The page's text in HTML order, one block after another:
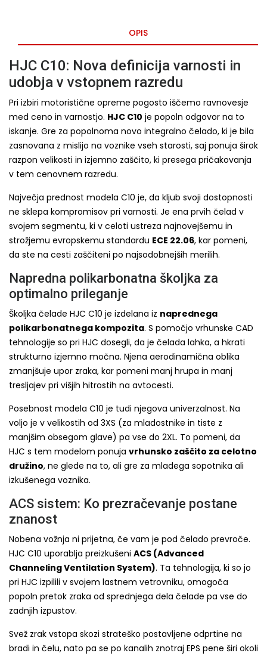
OPIS
HJC C10: Nova definicija varnosti in
udobja v vstopnem razredu
Pri izbiri motoristične opreme pogosto iščemo ravnovesje
med ceno in varnostjo. HJC C10 je popoln odgovor na to
iskanje. Gre za popolnoma novo integralno čelado, ki je bila
zasnovana z mislijo na voznike vseh starosti, saj ponuja širok
razpon velikosti in izjemno zaščito, ki presega pričakovanja
v tem cenovnem razredu.
Največja prednost modela C10 je, da kljub svoji dostopnosti
ne sklepa kompromisov pri varnosti. Je ena prvih čelad v
svojem segmentu, ki v celoti ustreza najnovejšemu in
strožjemu evropskemu standardu ECE 22.06, kar pomeni,
da ste na cesti zaščiteni po najsodobnejših merilih.
Napredna polikarbonatna školjka za
optimalno prileganje
Školjka čelade HJC C10 je izdelana iz naprednega
polikarbonatnega kompozita. S pomočjo vrhunske CAD
tehnologije so pri HJC dosegli, da je čelada lahka, a hkrati
strukturno izjemno močna. Njena aerodinamična oblika
zmanjšuje upor zraka, kar pomeni manj hrupa in manj
tresljajev pri višjih hitrostih na avtocesti.
Posebnost modela C10 je tudi njegova univerzalnost. Na
voljo je v velikostih od 3XS (za mladostnike in tiste z
manjšim obsegom glave) pa vse do 2XL. To pomeni, da
HJC s tem modelom ponuja vrhunsko zaščito za celotno
družino, ne glede na to, ali gre za mladega sopotnika ali
izkušenega voznika.
ACS sistem: Ko prezračevanje postane
znanost
Nobena vožnja ni prijetna, če vam je pod čelado prevroče.
HJC C10 uporablja preizkušeni ACS (Advanced
Channeling Ventilation System). Ta tehnologija, ki so jo
pri HJC izpilili v svojem lastnem vetrovniku, omogoča
popoln pretok zraka od sprednjega dela čelade pa vse do
zadnjih izpustov.
Svež zrak vstopa skozi strateško postavljene odprtine na
bradi in čelu, nato pa se po kanalih znotraj EPS pene širi okoli